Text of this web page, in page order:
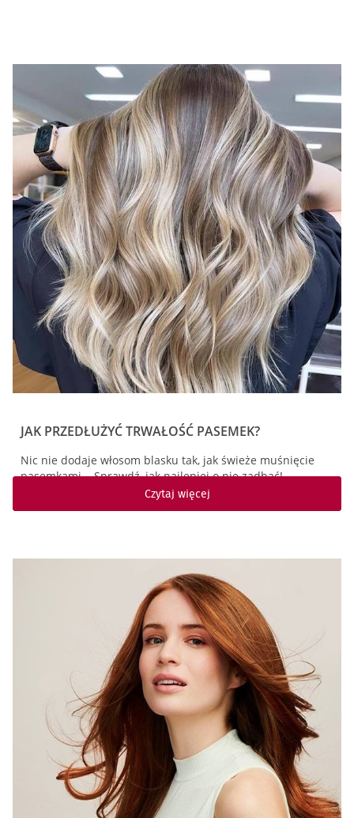
JAK PRZEDŁUŻYĆ TRWAŁOŚĆ PASEMEK?
Nic nie dodaje włosom blasku tak, jak świeże muśnięcie
pasemkami... Sprawdź, jak najlepiej o nie zadbać!
Czytaj więcej